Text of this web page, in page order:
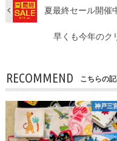
夏最終セール開催
早くも今年のク
RECOMMEND こちらの
神戸三